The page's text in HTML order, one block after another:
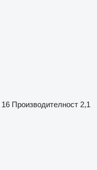
16 Производителност 2,1